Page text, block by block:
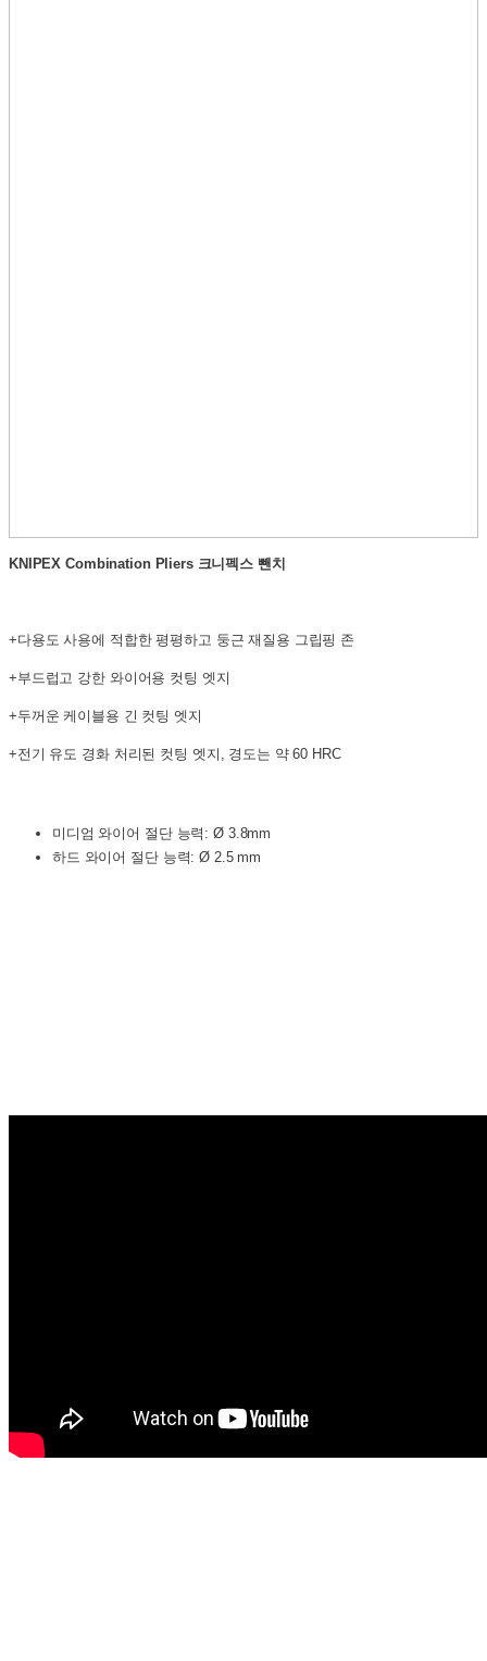
KNIPEX Combination Pliers 크니펙스 뺀치
+다용도 사용에 적합한 평평하고 둥근 재질용 그립핑 존
+부드럽고 강한 와이어용 컷팅 엣지
+두꺼운 케이블용 긴 컷팅 엣지
+전기 유도 경화 처리된 컷팅 엣지, 경도는 약 60 HRC
미디엄 와이어 절단 능력: Ø 3.8mm
하드 와이어 절단 능력: Ø 2.5 mm